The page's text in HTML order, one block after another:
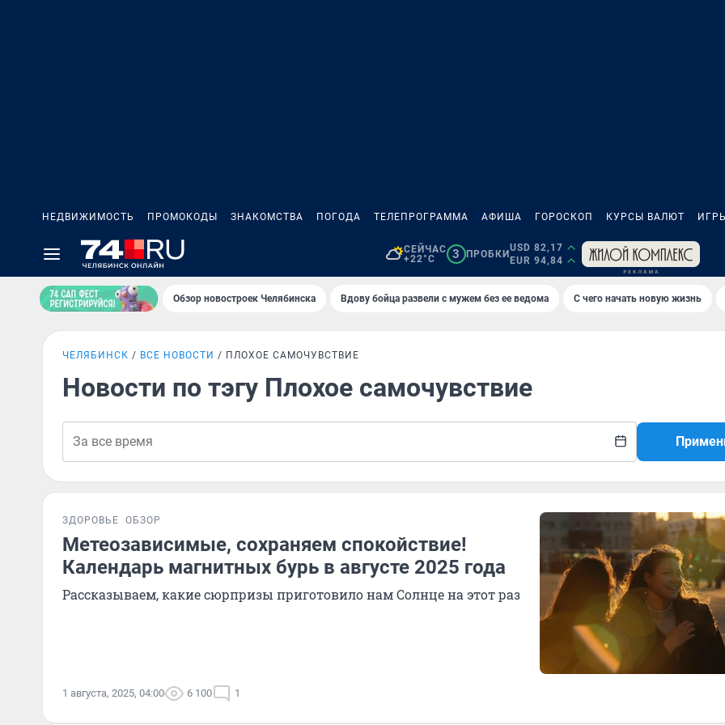
НЕДВИЖИМОСТЬ ПРОМОКОДЫ ЗНАКОМСТВА ПОГОДА ТЕЛЕПРОГРАММА АФИША ГОРОСКОП КУРСЫ ВАЛЮТ
СЕЙЧАС
+22°C
3 ПРОБКИ
USD 82,17
EUR 94,84
Обзор новостроек Челябинска Вдову бойца развели с мужем без ее ведома С чего начать новую жизнь
ЧЕЛЯБИНСК ВСЕ НОВОСТИ ПЛОХОЕ САМОЧУВСТВИЕ
Новости по тэгу Плохое самочувствие
ЗДОРОВЬЕ ОБЗОР
Метеозависимые, сохраняем спокойствие!
Календарь магнитных бурь в августе 2025 года
Рассказываем, какие сюрпризы приготовило нам Солнце на этот раз
1 августа, 2025, 04:00 6 100 1